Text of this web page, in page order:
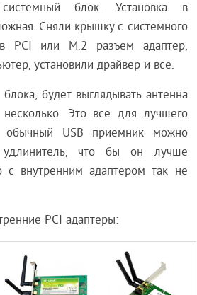
блок. Установка в
Сняли крышку с системного
PCI или M.2 разъем адаптер,
установили драйвер и все.
будет выглядывать антенна
Это все для лучшего
USB приемник можно
удлинитель, что бы он лучше
с внутренним адаптером так не
PCI адаптеры: